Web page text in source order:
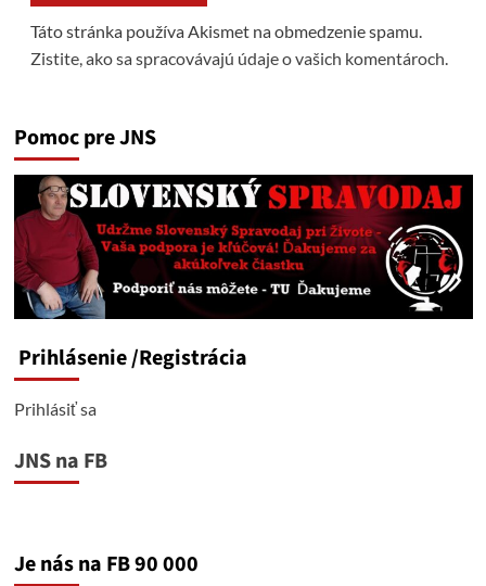
Táto stránka používa Akismet na obmedzenie spamu.
Zistite, ako sa spracovávajú údaje o vašich komentároch.
Pomoc pre JNS
Prihlásenie/Registrácia
Prihlásiť sa
JNS na FB
Je nás na FB 90 000